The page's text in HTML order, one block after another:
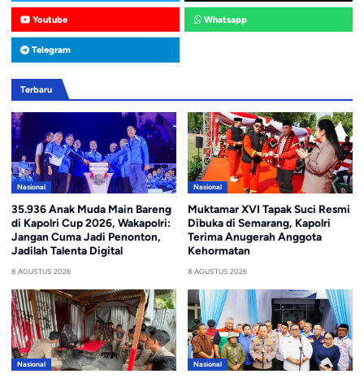
Youtube Whatsapp
Telegram
Terbaru
Nasional
35.936 Anak Muda Main Bareng
di Kapolri Cup 2026, Wakapolri:
Jangan Cuma Jadi Penonton,
Jadilah Talenta Digital
8 AGUSTUS 2026
Nasional
Muktamar XVI Tapak Suci Resmi
Dibuka di Semarang, Kapolri
Terima Anugerah Anggota
Kehormatan
8 AGUSTUS 2026
Nasional Nasional